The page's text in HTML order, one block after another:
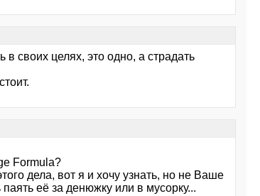
своих целях, это одно, а страдать
Formula?
дела, вот я и хочу узнать, но не Ваше
её за денюжку или в мусорку...